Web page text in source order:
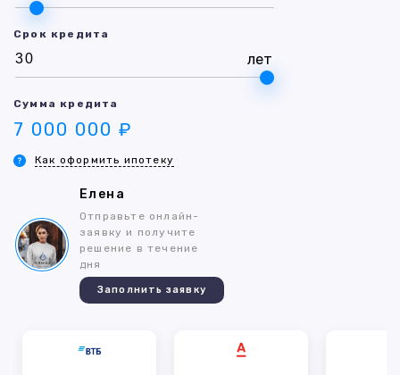
Срок кредита
лет
Сумма кредита
7 000 000 ₽
Как оформить ипотеку
Елена
Отправьте онлайн-
заявку и получите
решение в течение
дня
Заполнить заявку